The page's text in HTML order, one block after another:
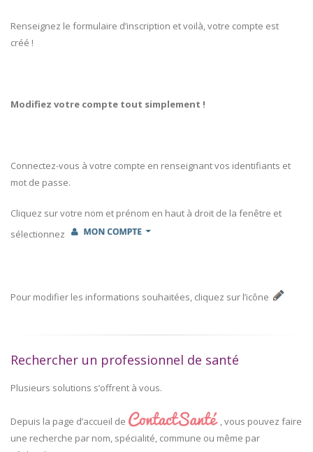
Renseignez le formulaire d’inscription et voilà, votre compte est
créé !
Modifiez votre compte tout simplement !
Connectez-vous à votre compte en renseignant vos identifiants et
mot de passe.
Cliquez sur votre nom et prénom en haut à droit de la fenêtre et
sélectionnez
Pour modifier les informations souhaitées, cliquez sur l’icône
Rechercher un professionnel de santé
Plusieurs solutions s’offrent à vous.
Depuis la page d’accueil de
, vous pouvez faire
une recherche par nom, spécialité, commune ou même par